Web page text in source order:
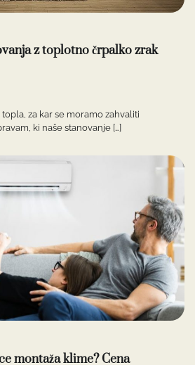
z toplotno črpalko zrak
za kar se moramo zahvaliti
ki naše stanovanje […]
montaža klime? Cena